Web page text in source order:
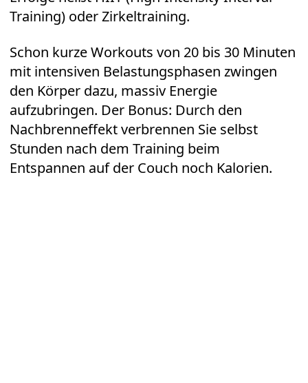
Training) oder Zirkeltraining.
Schon kurze Workouts von 20 bis 30 Minuten
mit intensiven Belastungsphasen zwingen
den Körper dazu, massiv Energie
aufzubringen. Der Bonus: Durch den
Nachbrenneffekt verbrennen Sie selbst
Stunden nach dem Training beim
Entspannen auf der Couch noch Kalorien.